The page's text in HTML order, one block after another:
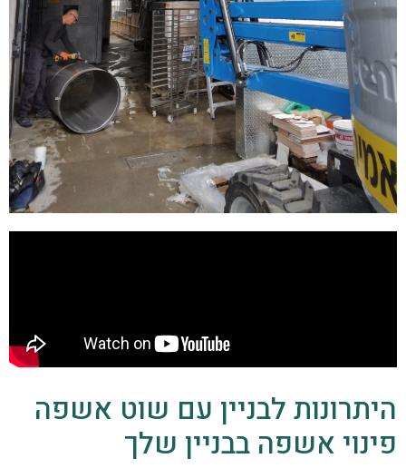
היתרונות לבניין עם שוט אשפה
פינוי אשפה בבניין שלך